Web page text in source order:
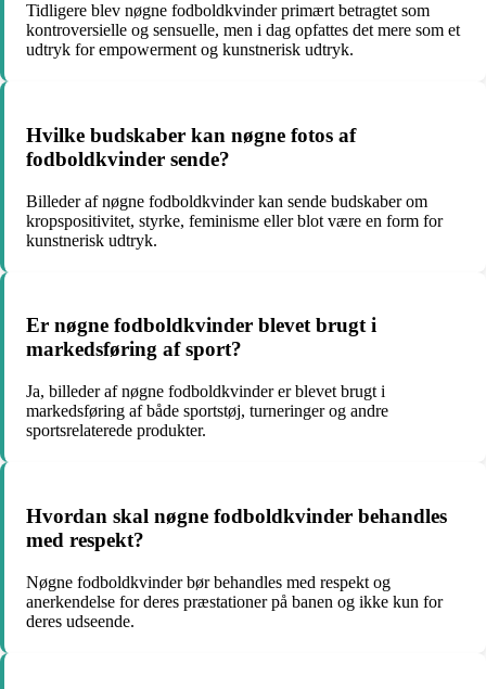
Tidligere blev nøgne fodboldkvinder primært betragtet som
kontroversielle og sensuelle, men i dag opfattes det mere som et
udtryk for empowerment og kunstnerisk udtryk.
Hvilke budskaber kan nøgne fotos af
fodboldkvinder sende?
Billeder af nøgne fodboldkvinder kan sende budskaber om
kropspositivitet, styrke, feminisme eller blot være en form for
kunstnerisk udtryk.
Er nøgne fodboldkvinder blevet brugt i
markedsføring af sport?
Ja, billeder af nøgne fodboldkvinder er blevet brugt i
markedsføring af både sportstøj, turneringer og andre
sportsrelaterede produkter.
Hvordan skal nøgne fodboldkvinder behandles
med respekt?
Nøgne fodboldkvinder bør behandles med respekt og
anerkendelse for deres præstationer på banen og ikke kun for
deres udseende.